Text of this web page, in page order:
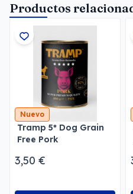
Productos
Nuevo
Tramp 5* Dog Grain
Free Pork
3,50 €